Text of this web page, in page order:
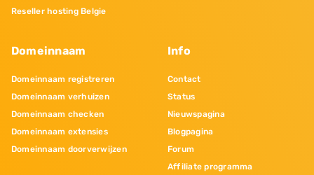
Reseller hosting Belgie
Domeinnaam
Domeinnaam registreren
Domeinnaam verhuizen
Domeinnaam checken
Domeinnaam extensies
Domeinnaam doorverwijzen
Info
Contact
Status
Nieuwspagina
Blogpagina
Forum
Affiliate programma